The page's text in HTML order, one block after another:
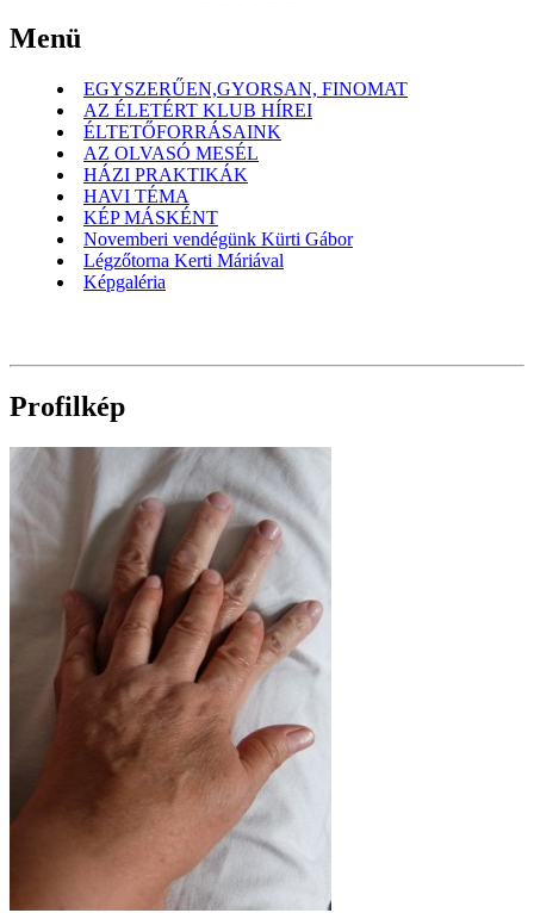
Menü
EGYSZERŰEN,GYORSAN, FINOMAT
AZ ÉLETÉRT KLUB HÍREI
ÉLTETŐFORRÁSAINK
AZ OLVASÓ MESÉL
HÁZI PRAKTIKÁK
HAVI TÉMA
KÉP MÁSKÉNT
Novemberi vendégünk Kürti Gábor
Légzőtorna Kerti Máriával
Képgaléria
Profilkép